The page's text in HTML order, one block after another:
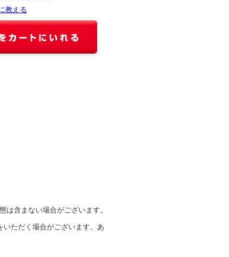
教える
含まない場合がございます。
ただく場合がございます。あ